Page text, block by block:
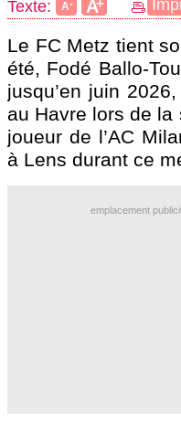
Texte: A- A+
Le FC Metz tient
été, Fodé Ballo-
jusqu’en juin
au Havre lors de la
joueur de l’AC
à Lens durant ce
emplacement